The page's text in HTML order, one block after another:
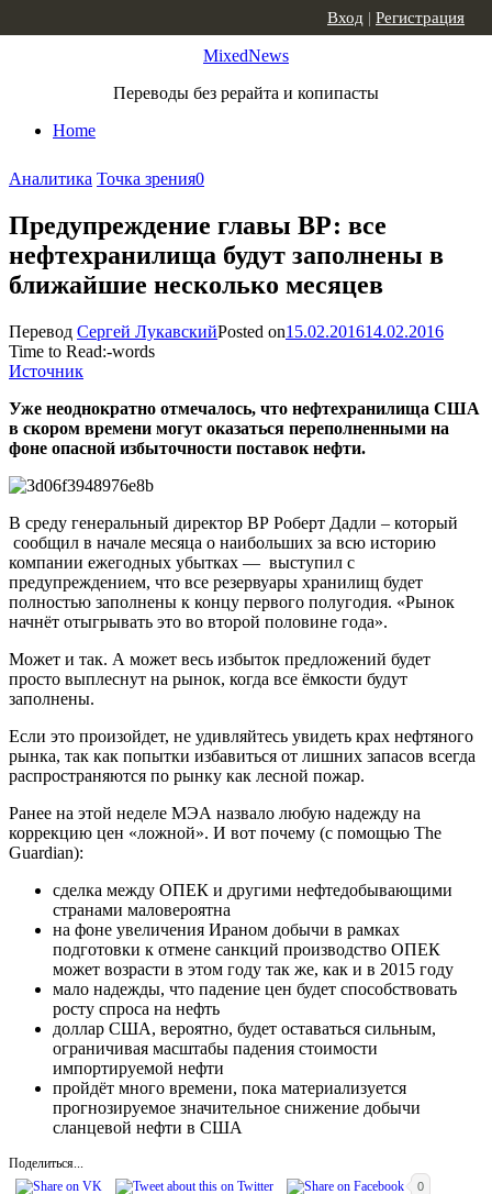
MixedNews
Переводы без рерайта и копипасты
Home
Вход | Регистрация
Аналитика Точка зрения0
Предупреждение главы ВР: все
нефтехранилища будут заполнены в
ближайшие несколько месяцев
Перевод Сергей ЛукавскийPosted on15.02.201614.02.2016
Time to Read:-words
Источник
Уже неоднократно отмечалось, что нефтехранилища США
в скором времени могут оказаться переполненными на
фоне опасной избыточности поставок нефти.
В среду генеральный директор ВР Роберт Дадли – который
сообщил в начале месяца о наибольших за всю историю
компании ежегодных убытках — выступил с
предупреждением, что все резервуары хранилищ будет
полностью заполнены к концу первого полугодия. «Рынок
начнёт отыгрывать это во второй половине года».
Может и так. А может весь избыток предложений будет
просто выплеснут на рынок, когда все ёмкости будут
заполнены.
Если это произойдет, не удивляйтесь увидеть крах нефтяного
рынка, так как попытки избавиться от лишних запасов всегда
распространяются по рынку как лесной пожар.
Ранее на этой неделе МЭА назвало любую надежду на
коррекцию цен «ложной». И вот почему (с помощью The
Guardian):
сделка между ОПЕК и другими нефтедобывающими
странами маловероятна
на фоне увеличения Ираном добычи в рамках
подготовки к отмене санкций производство ОПЕК
может возрасти в этом году так же, как и в 2015 году
мало надежды, что падение цен будет способствовать
росту спроса на нефть
доллар США, вероятно, будет оставаться сильным,
ограничивая масштабы падения стоимости
импортируемой нефти
пройдёт много времени, пока материализуется
прогнозируемое значительное снижение добычи
сланцевой нефти в США
Поделиться...
0